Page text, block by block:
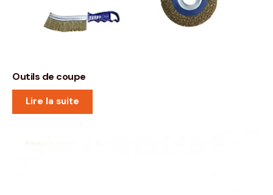
Outils de coupe
Lire la suite